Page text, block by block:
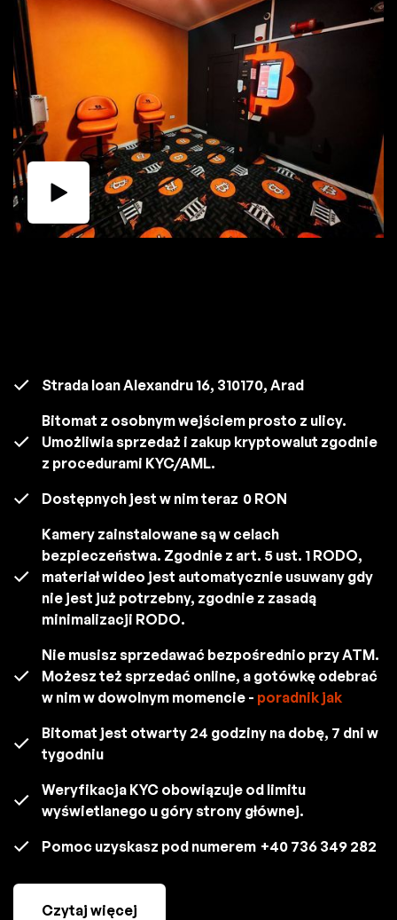
Strada Ioan Alexandru 16, 310170, Arad
Bitomat z osobnym wejściem prosto z ulicy.
Umożliwia sprzedaż i zakup kryptowalut zgodnie
z procedurami KYC/AML.
Dostępnych jest w nim teraz 0 RON
Kamery zainstalowane są w celach
bezpieczeństwa. Zgodnie z art. 5 ust. 1 RODO,
materiał wideo jest automatycznie usuwany gdy
nie jest już potrzebny, zgodnie z zasadą
minimalizacji RODO.
Nie musisz sprzedawać bezpośrednio przy ATM.
Możesz też sprzedać online, a gotówkę odebrać
w nim w dowolnym momencie - poradnik jak
Bitomat jest otwarty 24 godziny na dobę, 7 dni w
tygodniu
Weryfikacja KYC obowiązuje od limitu
wyświetlanego u góry strony głównej.
Pomoc uzyskasz pod numerem +40 736 349 282
Czytaj więcej